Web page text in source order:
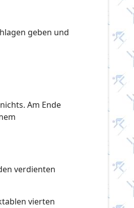
geben und
Am Ende
verdienten
vierten